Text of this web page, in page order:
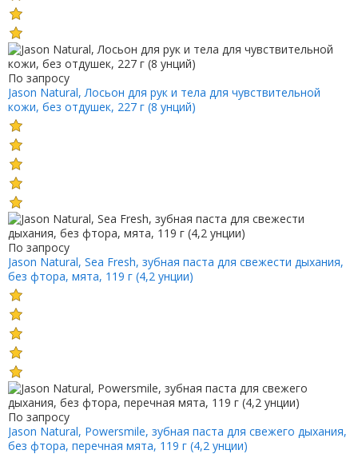
По запросу
Jason Natural, Лосьон для рук и тела для чувствительной
кожи, без отдушек, 227 г (8 унций)
По запросу
Jason Natural, Sea Fresh, зубная паста для свежести дыхания,
без фтора, мята, 119 г (4,2 унции)
По запросу
Jason Natural, Powersmile, зубная паста для свежего дыхания,
без фтора, перечная мята, 119 г (4,2 унции)